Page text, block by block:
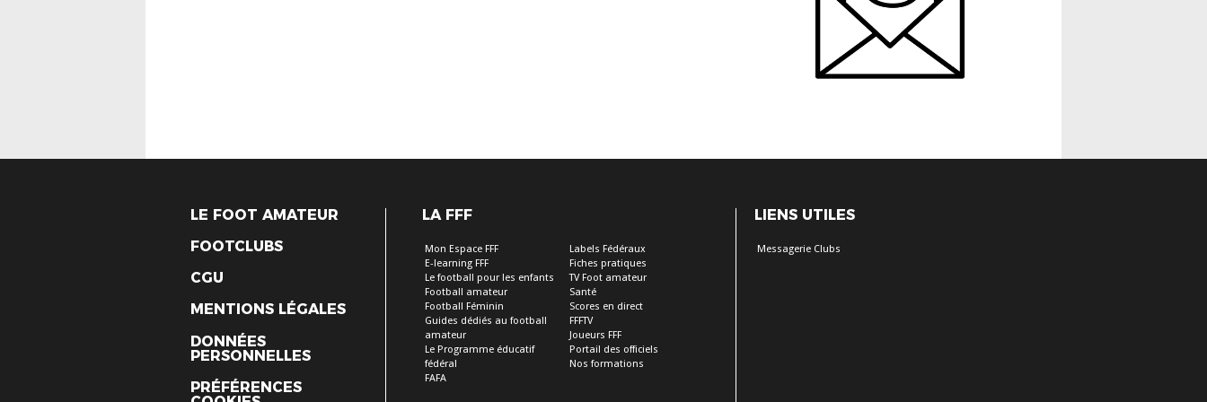
LE FOOT AMATEUR
FOOTCLUBS
CGU
MENTIONS LÉGALES
DONNÉES
PERSONNELLES
PRÉFÉRENCES
LA FFF
Mon Espace FFF
E-learning FFF
Le football pour les enfants
Football amateur
Football Féminin
Guides dédiés au football
amateur
Le Programme éducatif
fédéral
FAFA
Labels Fédéraux
Fiches pratiques
TV Foot amateur
Santé
Scores en direct
FFFTV
Joueurs FFF
Portail des officiels
Nos formations
LIENS UTILES
Messagerie Clubs